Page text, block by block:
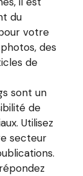
du
votre
des
de
sont un
de
Utilisez
secteur